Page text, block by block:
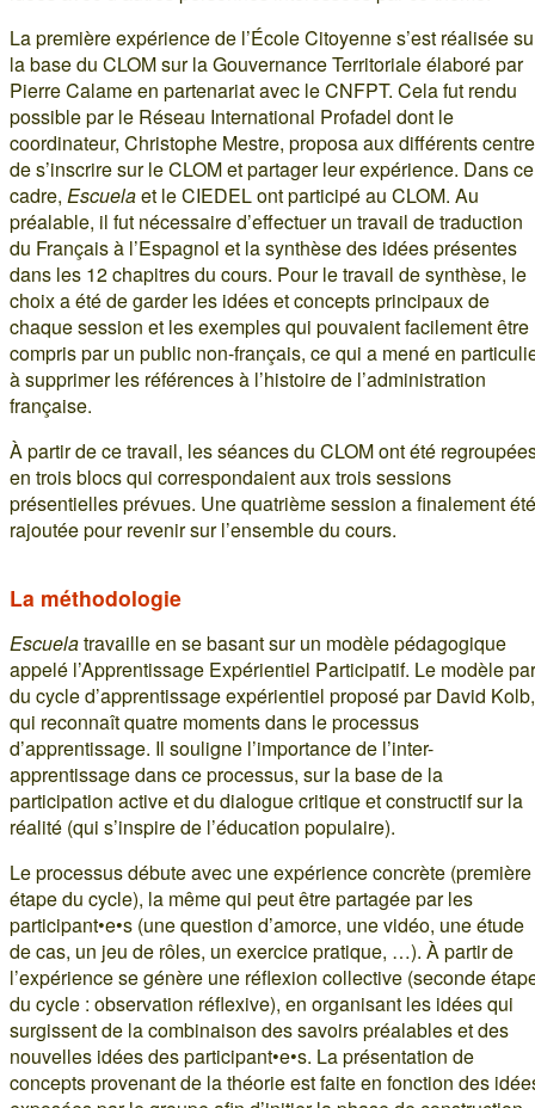
La première expérience de l’École Citoyenne s’est réalisée
la base du CLOM sur la Gouvernance Territoriale élaboré par
Pierre Calame en partenariat avec le CNFPT. Cela fut rendu
possible par le Réseau International Profadel dont le
coordinateur, Christophe Mestre, proposa aux différents
de s’inscrire sur le CLOM et partager leur expérience. Dans ce
cadre, Escuelaet le CIEDEL ont participé au CLOM. Au
préalable, il fut nécessaire d’effectuer un travail de traduction
du Français à l’Espagnol et la synthèse des idées présentes
dans les 12 chapitres du cours. Pour le travail de synthèse, le
choix a été de garder les idées et concepts principaux de
chaque session et les exemples qui pouvaient facilement être
compris par un public non-français, ce qui a mené en
à supprimer les références à l’histoire de l’administration
française.
À partir de ce travail, les séances du CLOM ont été
en trois blocs qui correspondaient aux trois sessions
présentielles prévues. Une quatrième session a finalement été
rajoutée pour revenir sur l’ensemble du cours.
La méthodologie
Escuelatravaille en se basant sur un modèle pédagogique
appelé l’Apprentissage Expérientiel Participatif. Le modèle
du cycle d’apprentissage expérientiel proposé par David Kolb,
qui reconnaît quatre moments dans le processus
d’apprentissage. Il souligne l’importance de l’inter-
apprentissage dans ce processus, sur la base de la
participation active et du dialogue critique et constructif sur la
réalité (qui s’inspire de l’éducation populaire).
Le processus débute avec une expérience concrète (première
étape du cycle), la même qui peut être partagée par les
participant•e•s (une question d’amorce, une vidéo, une étude
de cas, un jeu de rôles, un exercice pratique, …). À partir de
l’expérience se génère une réflexion collective (seconde
du cycle : observation réflexive), en organisant les idées qui
surgissent de la combinaison des savoirs préalables et des
nouvelles idées des participant•e•s. La présentation de
concepts provenant de la théorie est faite en fonction des